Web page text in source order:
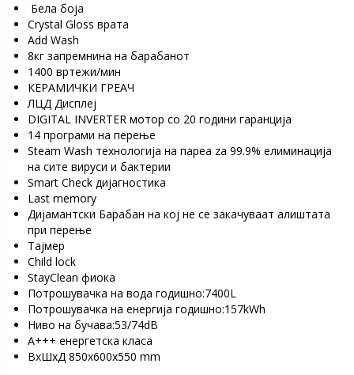
Бела боја
Crystal Gloss врата
Add Wash
8кг запремнина на барабанот
1400 вртежи/мин
КЕРАМИЧКИ ГРЕАЧ
ЛЦД Дисплеj
DIGITAL INVERTER мотор со 20 години гаранција
14 програми на перење
Steam Wash технологија на пареа za 99.9% елиминација
на сите вируси и бактерии
Smart Check дијагностика
Last memory
Дијамантски Барабан на кој не се закачуваат алиштата
при перење
Тајмер
Child lock
StayClean фиока
Потрошувачка на вода годишно:7400L
Потрошувачка на енергија годишно:157kWh
Ниво на бучава:53/74dB
А+++ енергетска класа
ВхШхД 850x600x550 mm